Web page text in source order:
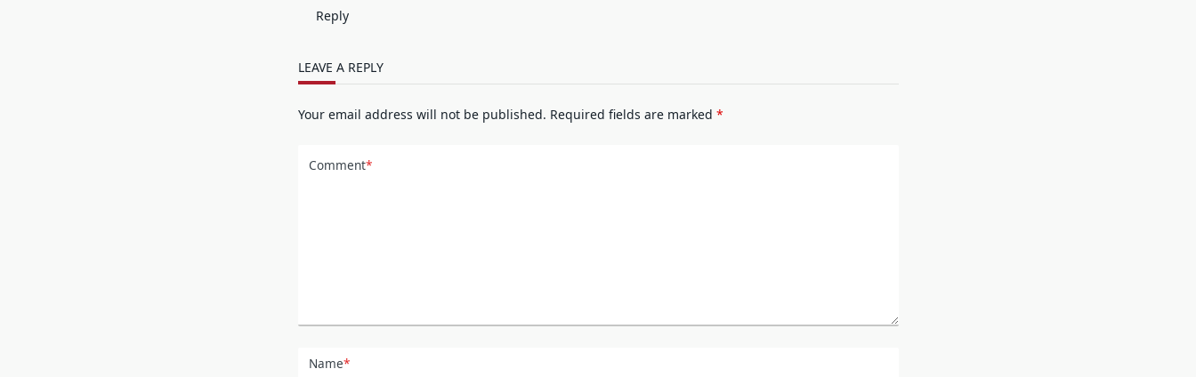
Reply
LEAVE A REPLY
Your email address will not be published. Required fields are marked *
Comment*
Name*